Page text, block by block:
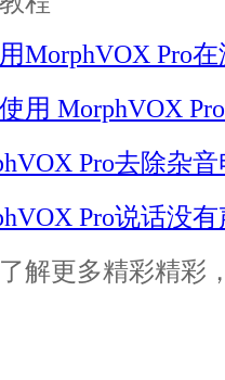
MorphVOX Pro
用 MorphVOX
Pro去除杂
Pro说话没
解更多精彩精彩